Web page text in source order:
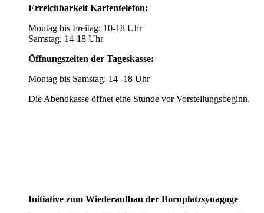
Erreichbarkeit Kartentelefon:
Montag bis Freitag: 10-18 Uhr
Samstag: 14-18 Uhr
Öffnungszeiten der Tageskasse:
Montag bis Samstag: 14 -18 Uhr
Die Abendkasse öffnet eine Stunde vor Vorstellungsbeginn.
Initiative zum Wiederaufbau der Bornplatzsynagoge